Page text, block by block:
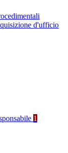
d'ufficio
1